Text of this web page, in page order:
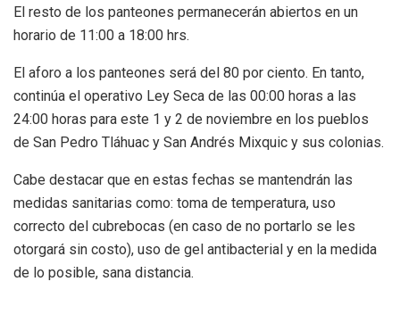
El resto de los panteones permanecerán abiertos en un
horario de 11:00 a 18:00 hrs.
El aforo a los panteones será del 80 por ciento. En tanto,
continúa el operativo Ley Seca de las 00:00 horas a las
24:00 horas para este 1 y 2 de noviembre en los pueblos
de San Pedro Tláhuac y San Andrés Mixquic y sus colonias.
Cabe destacar que en estas fechas se mantendrán las
medidas sanitarias como: toma de temperatura, uso
correcto del cubrebocas (en caso de no portarlo se les
otorgará sin costo), uso de gel antibacterial y en la medida
de lo posible, sana distancia.